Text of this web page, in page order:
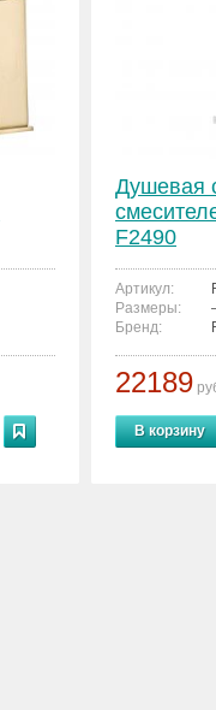
Душевая
F2490
Артикул:
Размеры:
Бренд:
22189
В корзину